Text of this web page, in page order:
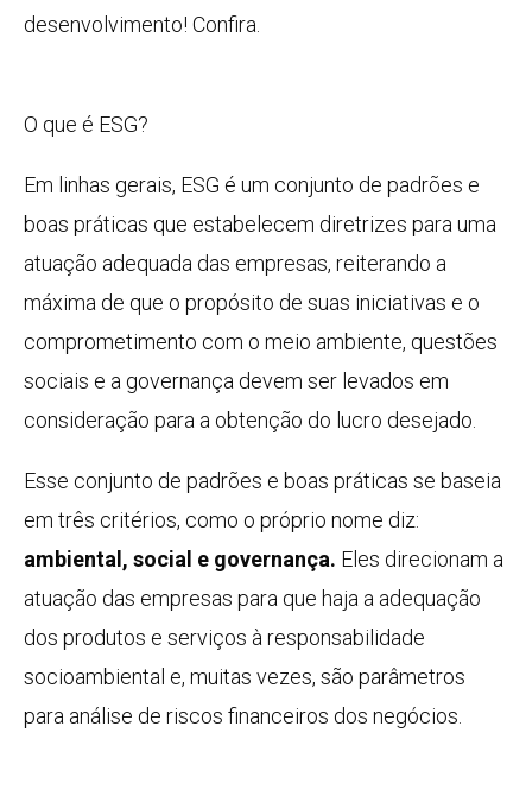
desenvolvimento! Confira.
O que é ESG?
Em linhas gerais, ESG é um conjunto de padrões e
boas práticas que estabelecem diretrizes para uma
atuação adequada das empresas, reiterando a
máxima de que o propósito de suas iniciativas e o
comprometimento com o meio ambiente, questões
sociais e a governança devem ser levados em
consideração para a obtenção do lucro desejado.
Esse conjunto de padrões e boas práticas se baseia
em três critérios, como o próprio nome diz:
ambiental, social e governança. Eles direcionam a
atuação das empresas para que haja a adequação
dos produtos e serviços à responsabilidade
socioambiental e, muitas vezes, são parâmetros
para análise de riscos financeiros dos negócios.